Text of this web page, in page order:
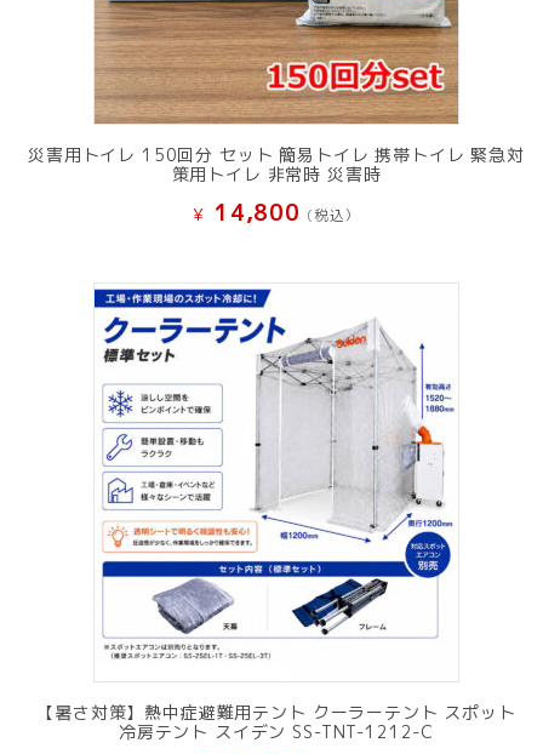
災害用トイレ 150回分 セット 簡易トイレ 携帯トイレ 緊急対
策用トイレ 非常時 災害時
¥ 14,800 (税込）
【暑さ対策】熱中症避難用テント クーラーテント スポット
冷房テント スイデン SS-TNT-1212-C